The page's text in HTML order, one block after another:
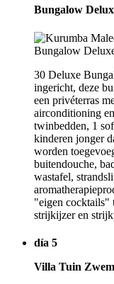
Bungalow
30 Deluxe
ingericht, deze
een privéterras
airconditioning
twinbedden, 1
kinderen jonger
worden
buitendouche,
wastafel,
"eigen cocktails"
strijkijzer en
día 5
Villa Tuin